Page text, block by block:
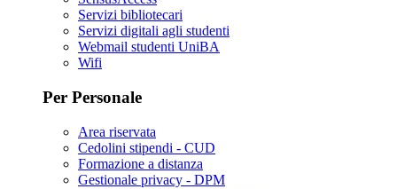
Servizi bibliotecari
Servizi digitali agli studenti
Webmail studenti UniBA
Wifi
Per Personale
Area riservata
Cedolini stipendi - CUD
Formazione a distanza
Gestionale privacy - DPM